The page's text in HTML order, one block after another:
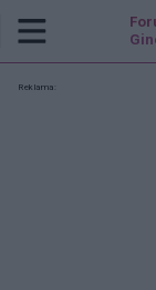
Reklama: